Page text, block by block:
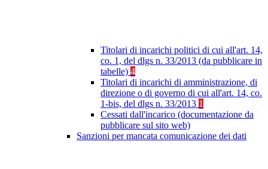
Titolari di incarichi politici di cui all'art. 14,
co. 1, del dlgs n. 33/2013 (da pubblicare in
tabelle) 4
Titolari di incarichi di amministrazione, di
direzione o di governo di cui all'art. 14, co.
1-bis, del dlgs n. 33/2013 1
Cessati dall'incarico (documentazione da
pubblicare sul sito web)
Sanzioni per mancata comunicazione dei dati